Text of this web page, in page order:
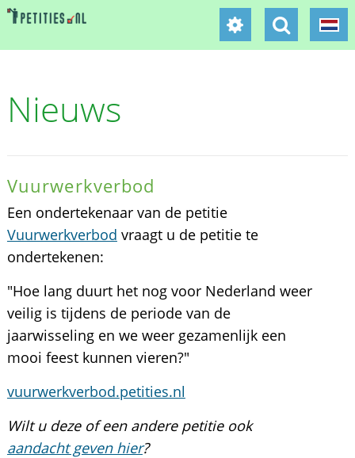
Nieuws
Vuurwerkverbod
Een ondertekenaar van de petitie
Vuurwerkverbod vraagt u de petitie te
ondertekenen:
"Hoe lang duurt het nog voor Nederland weer
veilig is tijdens de periode van de
jaarwisseling en we weer gezamenlijk een
mooi feest kunnen vieren?"
vuurwerkverbod.petities.nl
Wilt u deze of een andere petitie ook
aandacht geven hier?